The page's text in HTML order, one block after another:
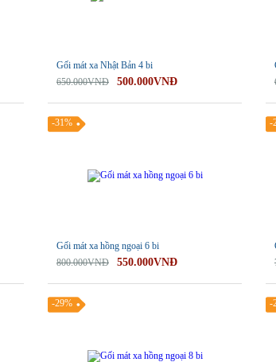
Gối mát xa Nhật Bản 4 bi
650.000VNĐ
500.000VNĐ
Gối mát xa hồng ngoại 6 bi
800.000VNĐ
550.000VNĐ
-31% -
-29% -